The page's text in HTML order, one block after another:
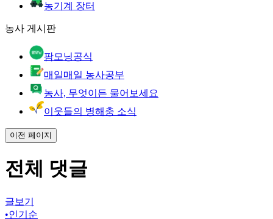
농기계 장터
농사 게시판
팜모닝공식
매일매일 농사공부
농사, 무엇이든 물어보세요
이웃들의 병해충 소식
이전 페이지
전체 댓글
글보기
•인기순